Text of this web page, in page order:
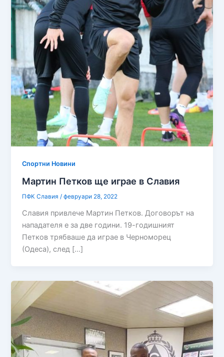
Спортни Новини
Мартин Петков ще играе в Славия
ПФК Славия/февруари 28, 2022
Славия привлече Мартин Петков. Договорът на
нападателя е за две години. 19-годишният
Петков трябваше да играе в Черноморец
(Одеса), след […]